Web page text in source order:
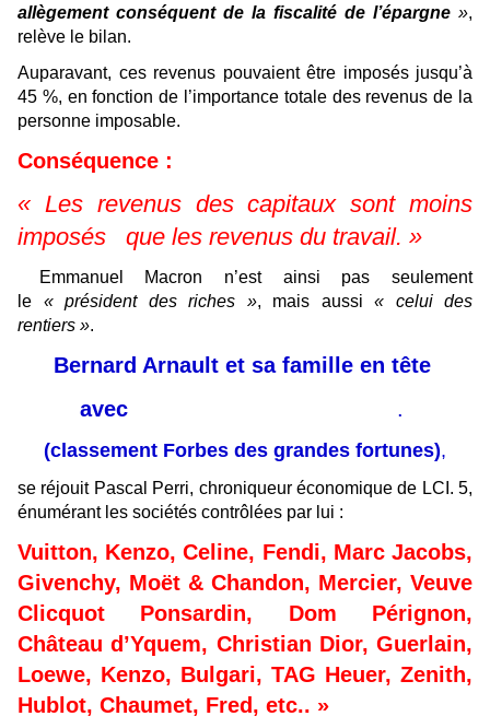
allègement conséquent de la fiscalité de l’épargne »,
relève le bilan.
Auparavant, ces revenus pouvaient être imposés jusqu’à
45 %, en fonction de l’importance totale des revenus de la
personne imposable.
Conséquence :
« Les revenus des capitaux sont moins
imposés que les revenus du travail. »
Emmanuel Macron n’est ainsi pas seulement
le « président des riches », mais aussi « celui des
rentiers ».
Bernard Arnault et sa famille en tête
avec
.
(classement Forbes des grandes fortunes),
se réjouit Pascal Perri, chroniqueur économique de LCI. 5,
énumérant les sociétés contrôlées par lui :
Vuitton, Kenzo, Celine, Fendi, Marc Jacobs,
Givenchy, Moët & Chandon, Mercier, Veuve
Clicquot Ponsardin, Dom Pérignon,
Château d’Yquem, Christian Dior, Guerlain,
Loewe, Kenzo, Bulgari, TAG Heuer, Zenith,
Hublot, Chaumet, Fred, etc.. »